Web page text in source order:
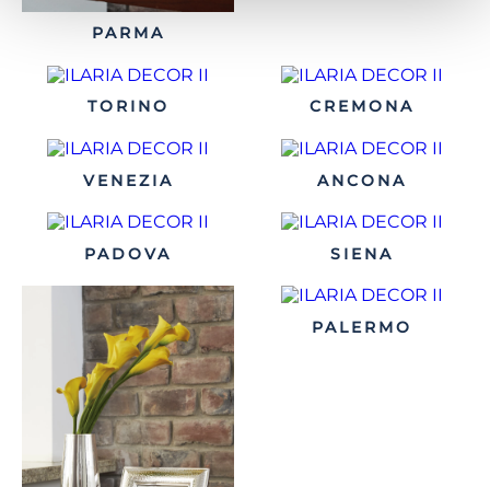
PARMA
TORINO CREMONA
VENEZIA ANCONA
PADOVA SIENA
PALERMO